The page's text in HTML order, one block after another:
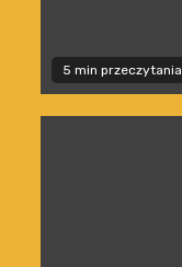
5 min przeczytania